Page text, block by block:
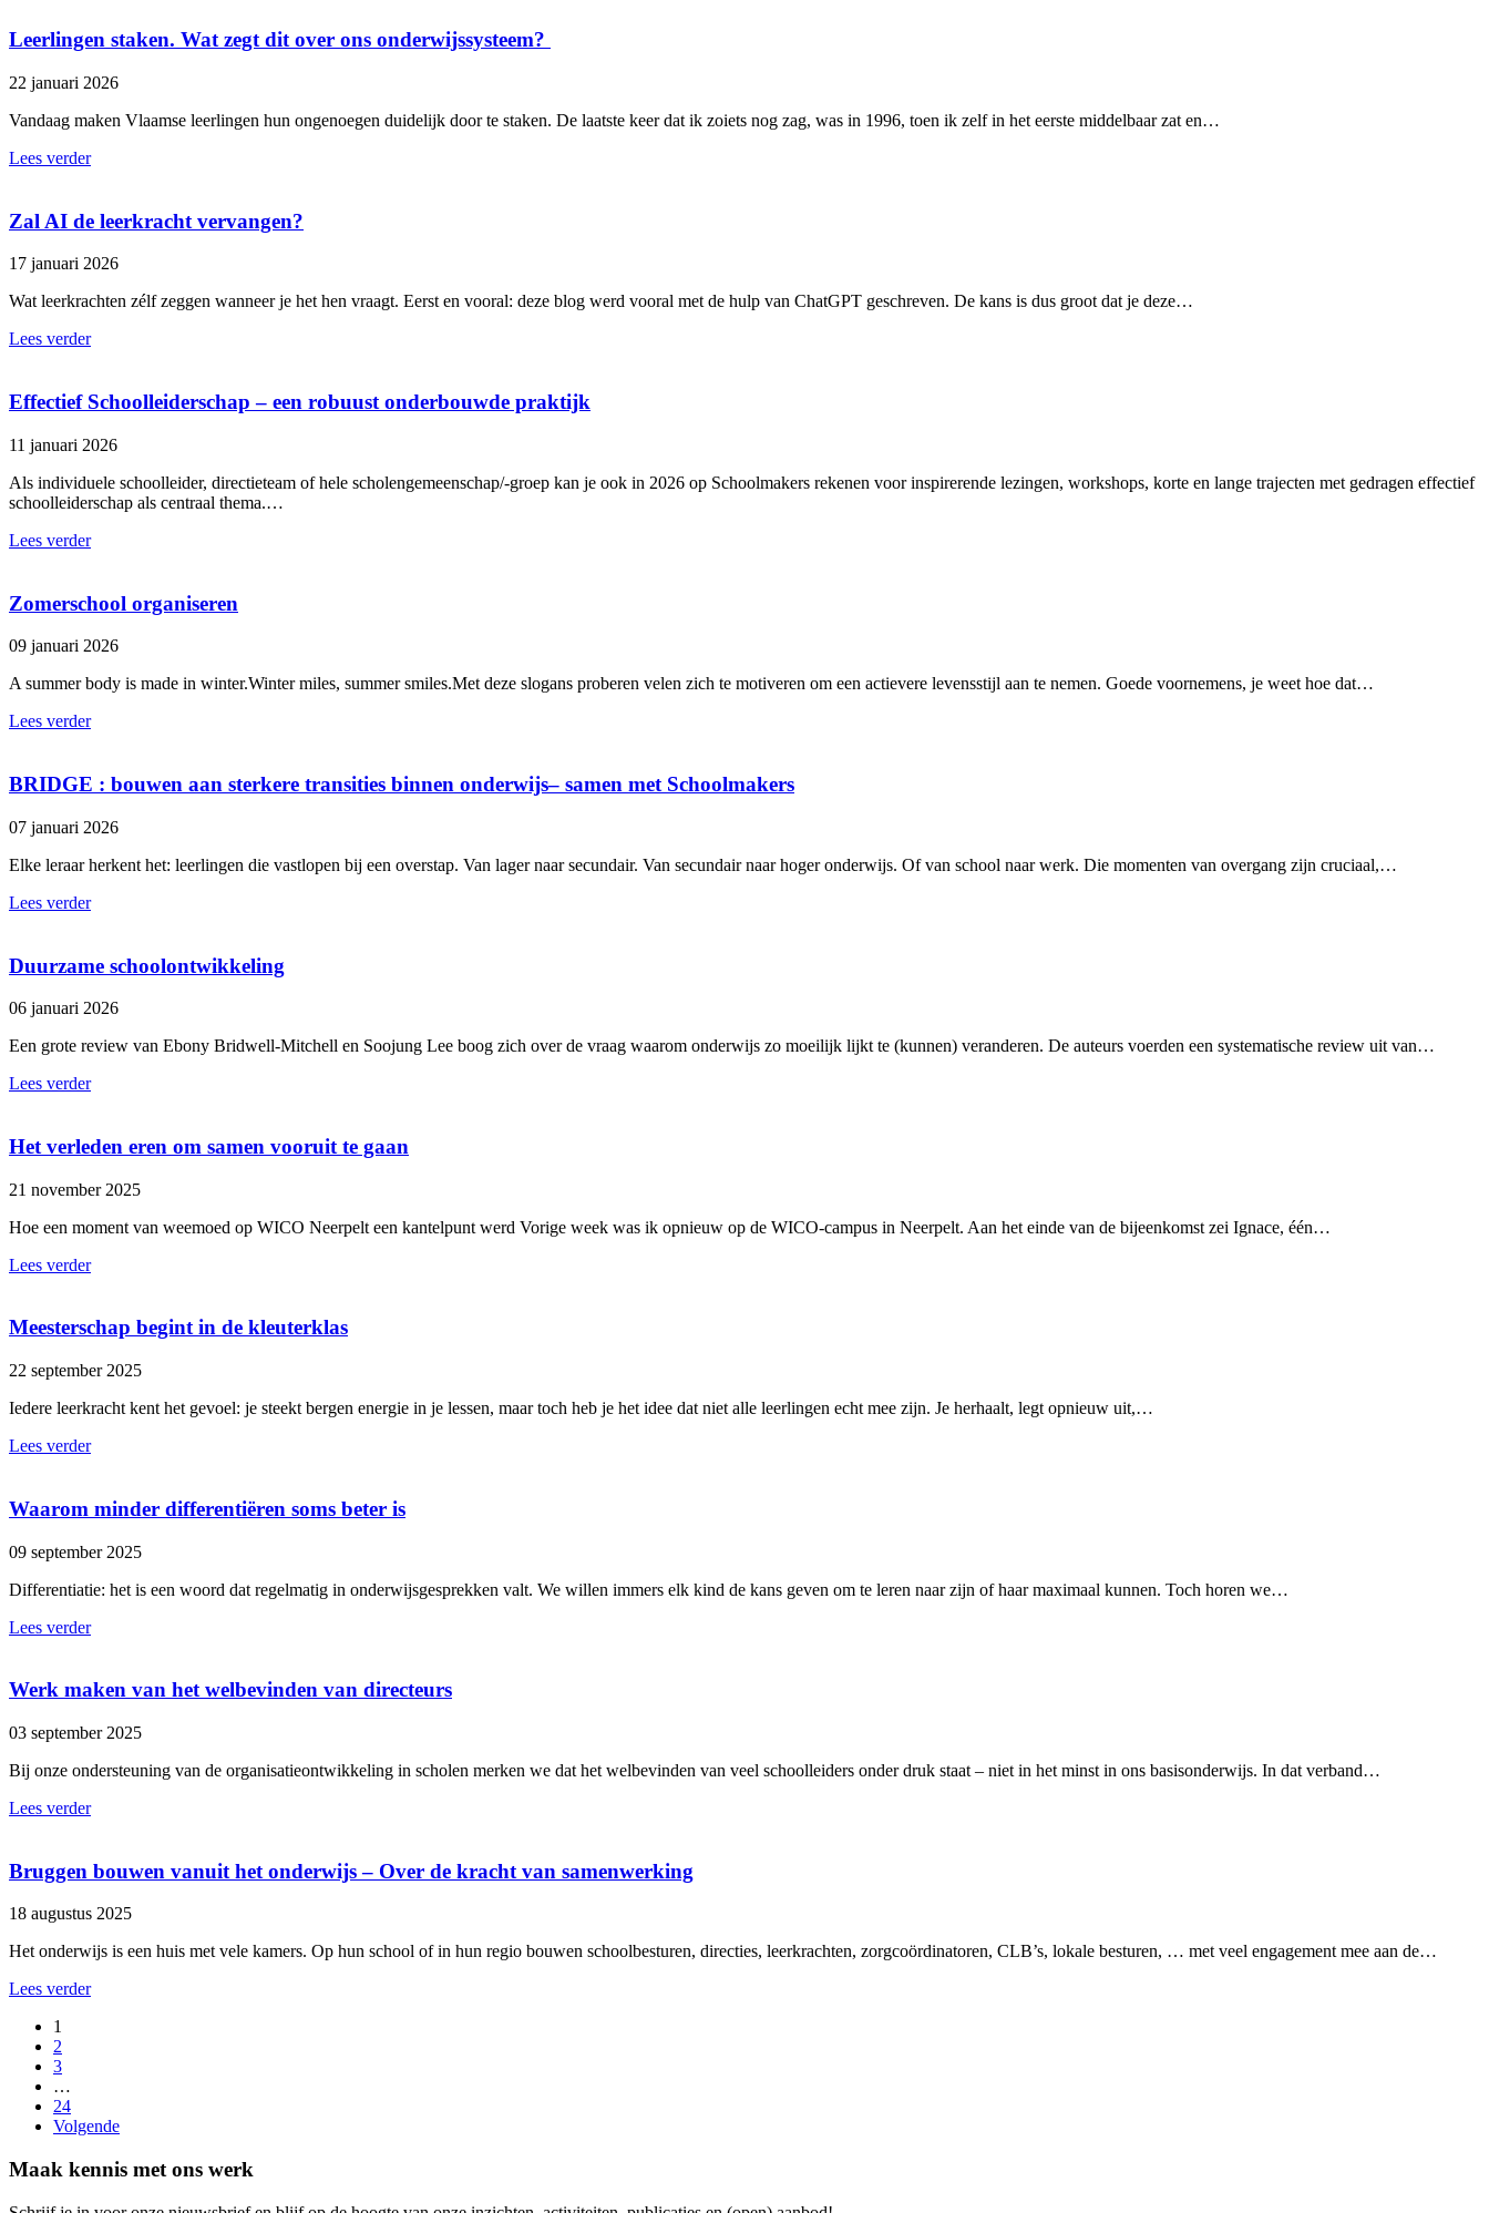
Leerlingen staken. Wat zegt dit over ons onderwijssysteem?
22 januari 2026
Vandaag maken Vlaamse leerlingen hun ongenoegen duidelijk door te staken. De laatste keer dat ik zoiets nog zag, was in 1996, toen ik zelf in het eerste middelbaar zat en…
Lees verder
Zal AI de leerkracht vervangen?
17 januari 2026
Wat leerkrachten zélf zeggen wanneer je het hen vraagt. Eerst en vooral: deze blog werd vooral met de hulp van ChatGPT geschreven. De kans is dus groot dat je deze…
Lees verder
Effectief Schoolleiderschap – een robuust onderbouwde praktijk
11 januari 2026
Als individuele schoolleider, directieteam of hele scholengemeenschap/-groep kan je ook in 2026 op Schoolmakers rekenen voor inspirerende lezingen, workshops, korte en lange trajecten met gedragen effectief
schoolleiderschap als centraal thema.…
Lees verder
Zomerschool organiseren
09 januari 2026
A summer body is made in winter.Winter miles, summer smiles.Met deze slogans proberen velen zich te motiveren om een actievere levensstijl aan te nemen. Goede voornemens, je weet hoe dat…
Lees verder
BRIDGE : bouwen aan sterkere transities binnen onderwijs– samen met Schoolmakers
07 januari 2026
Elke leraar herkent het: leerlingen die vastlopen bij een overstap. Van lager naar secundair. Van secundair naar hoger onderwijs. Of van school naar werk. Die momenten van overgang zijn cruciaal,…
Lees verder
Duurzame schoolontwikkeling
06 januari 2026
Een grote review van Ebony Bridwell-Mitchell en Soojung Lee boog zich over de vraag waarom onderwijs zo moeilijk lijkt te (kunnen) veranderen. De auteurs voerden een systematische review uit van…
Lees verder
Het verleden eren om samen vooruit te gaan
21 november 2025
Hoe een moment van weemoed op WICO Neerpelt een kantelpunt werd Vorige week was ik opnieuw op de WICO-campus in Neerpelt. Aan het einde van de bijeenkomst zei Ignace, één…
Lees verder
Meesterschap begint in de kleuterklas
22 september 2025
Iedere leerkracht kent het gevoel: je steekt bergen energie in je lessen, maar toch heb je het idee dat niet alle leerlingen echt mee zijn. Je herhaalt, legt opnieuw uit,…
Lees verder
Waarom minder differentiëren soms beter is
09 september 2025
Differentiatie: het is een woord dat regelmatig in onderwijsgesprekken valt. We willen immers elk kind de kans geven om te leren naar zijn of haar maximaal kunnen. Toch horen we…
Lees verder
Werk maken van het welbevinden van directeurs
03 september 2025
Bij onze ondersteuning van de organisatieontwikkeling in scholen merken we dat het welbevinden van veel schoolleiders onder druk staat – niet in het minst in ons basisonderwijs. In dat verband…
Lees verder
Bruggen bouwen vanuit het onderwijs – Over de kracht van samenwerking
18 augustus 2025
Het onderwijs is een huis met vele kamers. Op hun school of in hun regio bouwen schoolbesturen, directies, leerkrachten, zorgcoördinatoren, CLB’s, lokale besturen, … met veel engagement mee aan de…
Lees verder
1
2
3
…
24
Volgende
Maak kennis met ons werk